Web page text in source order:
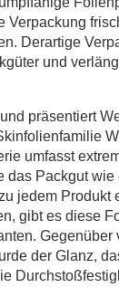
Verpackung
Derartige
und
präsentiert
umfasst
das Packgut
jedem Produkt
gibt es diese
Gegenüber
der Glanz,